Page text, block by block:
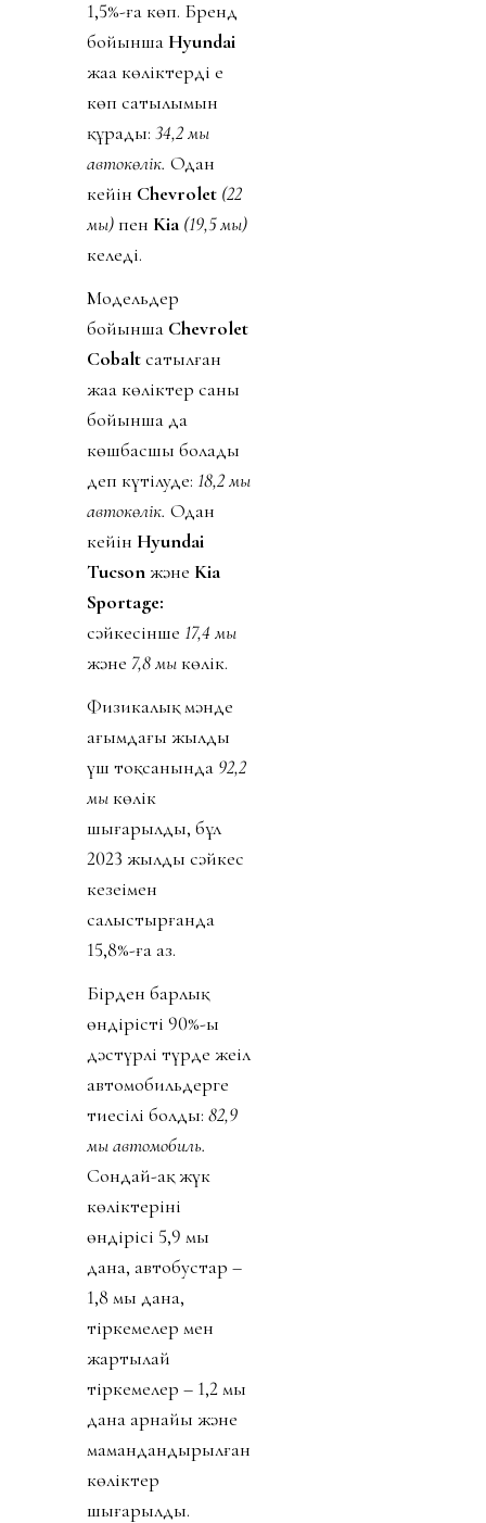
1,5%-ға көп. Бренд
бойынша Hyundai
жаңа көліктердің ең
көп сатылымын
құрады: 34,2 мың
автокөлік. Одан
кейін Chevrolet (22
мың) пен Kia (19,5 мың)
келеді.
Модельдер
бойынша Chevrolet
Cobaltсатылған
жаңа көліктер саны
бойынша да
көшбасшы болады
деп күтілуде: 18,2 мың
автокөлік. Одан
кейін Hyundai
Tucsonжәне Kia
Sportage:
сәйкесінше 17,4 мың
және 7,8 мың көлік.
Физикалық мәнде
ағымдағы жылдың
үш тоқсанында 92,2
мың көлік
шығарылды, бұл
2023 жылдың сәйкес
кезеңімен
салыстырғанда
15,8%-ға аз.
Бірден барлық
өндірістің 90%-ы
дәстүрлі түрде жеңіл
автомобильдерге
тиесілі болды: 82,9
мың автомобиль.
Сондай-ақ жүк
көліктерінің
өндірісі 5,9 мың
дана, автобустар –
1,8 мың дана,
тіркемелер мен
жартылай
тіркемелер – 1,2 мың
дана арнайы және
мамандандырылған
көліктер
шығарылды.